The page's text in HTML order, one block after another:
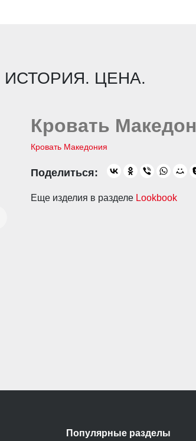
ЦЕНА.
Кровать
Кровать Македония
Еще изделия в разделе Lookbook
Популярные разделы